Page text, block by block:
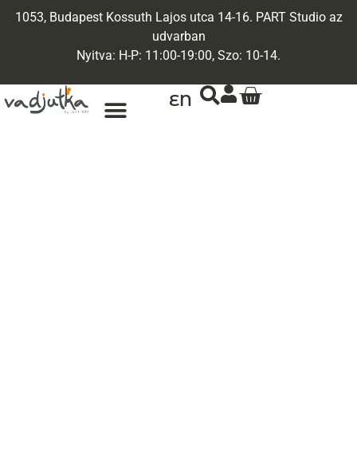
1053, Budapest Kossuth Lajos utca 14-16. PART Studio az
udvarban
Nyitva: H-P: 11:00-19:00, Szo: 10-14.
EN